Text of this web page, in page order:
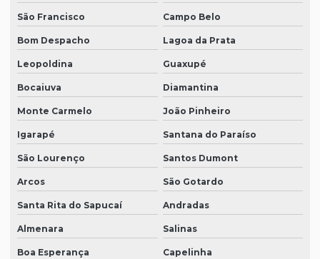
São Francisco Campo Belo
Bom Despacho Lagoa da Prata
Leopoldina Guaxupé
Bocaiuva Diamantina
Monte Carmelo João Pinheiro
Igarapé Santana do Paraíso
São Lourenço Santos Dumont
Arcos São Gotardo
Santa Rita do Sapucaí Andradas
Almenara Salinas
Boa Esperança Capelinha